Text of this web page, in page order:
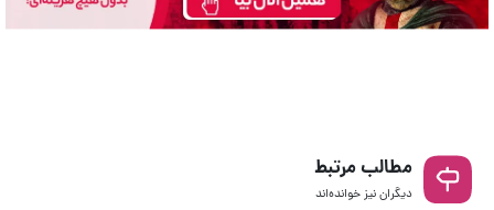
مطالب مرتبط
دیگران نیز خوانده‌اند